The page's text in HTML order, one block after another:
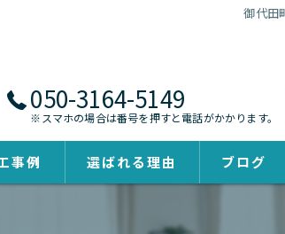
御代田
050-3164-5149
※スマホの場合は番号を押すと電話がかかります。
事例 選ばれる理由 ブログ